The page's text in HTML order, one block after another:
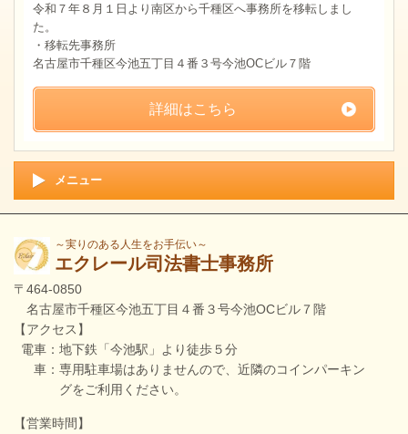
令和７年８月１日より南区から千種区へ事務所を移転しまし
た。
・移転先事務所
名古屋市千種区今池五丁目４番３号今池OCビル７階
詳細はこちら
メニュー
～実りのある人生をお手伝い～
エクレール司法書士事務所
〒464-0850
名古屋市千種区今池五丁目４番３号今池OCビル７階
【アクセス】
電車：地下鉄「今池駅 」
より徒歩５分
車：専用駐車場はありませんので、近隣のコインパーキン
グをご利用ください。
【営業時間】